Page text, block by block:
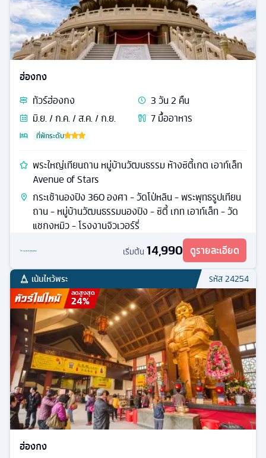
ฮ่องกง
ทัวร์ฮ่องกง 3วัน2 คืน
มิ.ย. / ก.ค. / ส.ค. / ก.ย.
7มื้ออาหาร
ที่พักระดับ
พระใหญ่เทียนถาน หมู่บ้านวัฒนธรรม ห้างซิตี้เกต เอาท์เล็ท
Avenue of Stars
กระเช้านองปิง 360 องศา - วัดโป่หลิน - พระพุทธรูปเทียน
ถาน - หมู่บ้านวัฒนธรรมนองปิง - ซิตี้ เกท เอาท์เล็ท - วัด
แชกงหมิว - โรงงานจิวเวอร์รี่
เริ่มต้น 14,990 ดูรายละเอียด
เน้นไหว้พระ รหัส24254
ลดสูงสุด
24%
ฮ่องกง